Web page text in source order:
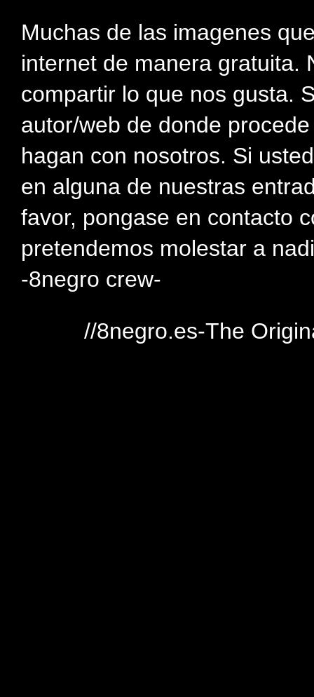
Muchas de las imagenes
internet de manera gratuita.
compartir lo que nos gusta.
autor/web de donde
hagan con nosotros. Si
en alguna de nuestras
favor, pongase en contacto
pretendemos molestar a
-8negro crew-
//8negro.es-The